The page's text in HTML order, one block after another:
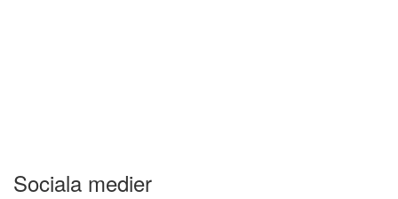
Sociala medier